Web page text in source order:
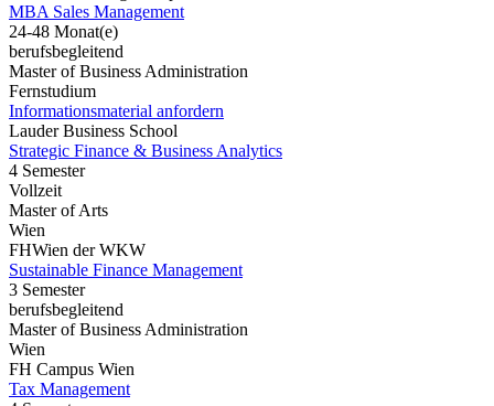
MBA Sales Management
24-48 Monat(e)
berufsbegleitend
Master of Business Administration
Fernstudium
Informationsmaterial anfordern
Lauder Business School
Strategic Finance & Business Analytics
4 Semester
Vollzeit
Master of Arts
Wien
FHWien der WKW
Sustainable Finance Management
3 Semester
berufsbegleitend
Master of Business Administration
Wien
FH Campus Wien
Tax Management